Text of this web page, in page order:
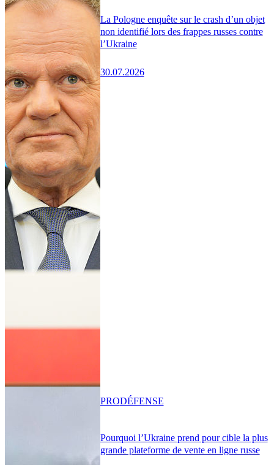
La Pologne enquête sur le crash d’un objet
non identifié lors des frappes russes contre
l’Ukraine
30.07.2026
Pourquoi l’Ukraine prend pour cible la plus
grande plateforme de vente en ligne russe
PRODÉFENSE